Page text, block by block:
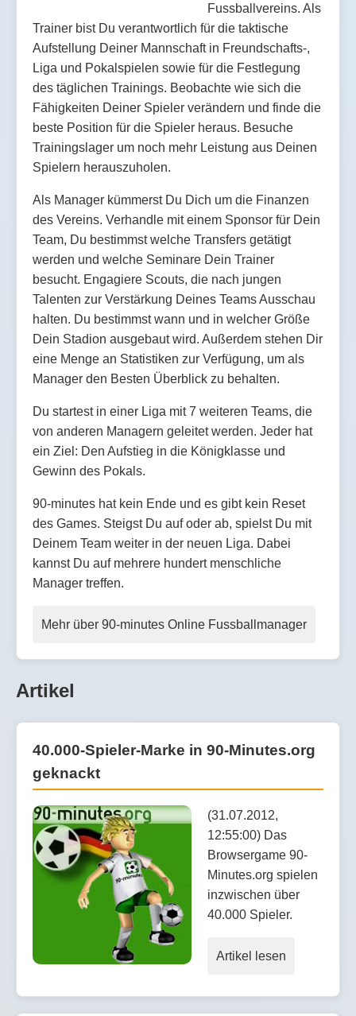
Fussballvereins. Als
Trainer bist Du verantwortlich für die taktische
Aufstellung Deiner Mannschaft in Freundschafts-,
Liga und Pokalspielen sowie für die Festlegung
des täglichen Trainings. Beobachte wie sich die
Fähigkeiten Deiner Spieler verändern und finde die
beste Position für die Spieler heraus. Besuche
Trainingslager um noch mehr Leistung aus Deinen
Spielern herauszuholen.
Als Manager kümmerst Du Dich um die Finanzen
des Vereins. Verhandle mit einem Sponsor für Dein
Team, Du bestimmst welche Transfers getätigt
werden und welche Seminare Dein Trainer
besucht. Engagiere Scouts, die nach jungen
Talenten zur Verstärkung Deines Teams Ausschau
halten. Du bestimmst wann und in welcher Größe
Dein Stadion ausgebaut wird. Außerdem stehen Dir
eine Menge an Statistiken zur Verfügung, um als
Manager den Besten Überblick zu behalten.
Du startest in einer Liga mit 7 weiteren Teams, die
von anderen Managern geleitet werden. Jeder hat
ein Ziel: Den Aufstieg in die Königklasse und
Gewinn des Pokals.
90-minutes hat kein Ende und es gibt kein Reset
des Games. Steigst Du auf oder ab, spielst Du mit
Deinem Team weiter in der neuen Liga. Dabei
kannst Du auf mehrere hundert menschliche
Manager treffen.
Mehr über 90-minutes Online Fussballmanager
Artikel
40.000-Spieler-Marke in 90-Minutes.org
geknackt
(31.07.2012,
12:55:00) Das
Browsergame 90-
Minutes.org spielen
inzwischen über
40.000 Spieler.
Artikel lesen